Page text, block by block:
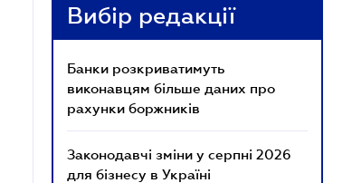
Вибір редакції
Банки розкриватимуть
виконавцям більше даних про
рахунки боржників
Законодавчі зміни у серпні 2026
для бізнесу в Україні